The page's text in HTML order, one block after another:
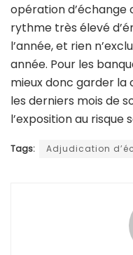
opération d’échange
rythme très élevé
l’année, et rien
année. Pour les
mieux donc garder
les derniers mois de
l’exposition au risque
Tags: Adjudication